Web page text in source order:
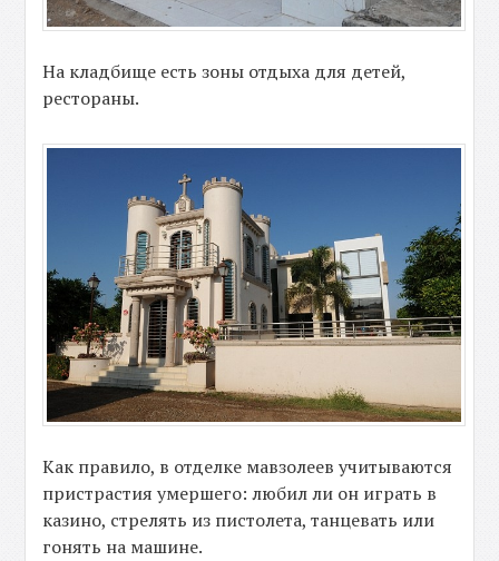
На кладбище есть зоны отдыха для детей,
рестораны.
Как правило, в отделке мавзолеев учитываются
пристрастия умершего: любил ли он играть в
казино, стрелять из пистолета, танцевать или
гонять на машине.